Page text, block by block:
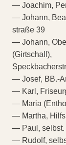
— Joachim,
— Johann,
straße 39
— Johann,
(Girtschall),
— Josef, BB.-
— Karl,
— Maria
— Martha,
— Paul, selbst.
— Rudolf,